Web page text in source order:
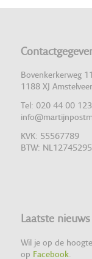
Bovenkerkerweg
1188 XJ
Tel: 020 44 00 123
KVK: 55567789
BTW:
Laatste nieuws
Wil je op de
op Facebook.